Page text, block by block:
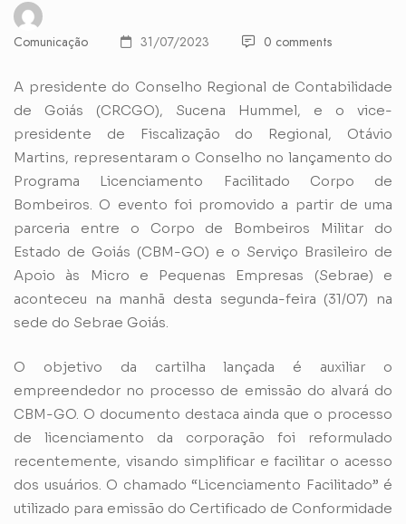
Comunicação 31/07/2023 0 comments
A presidente do Conselho Regional de Contabilidade
de Goiás (CRCGO), Sucena Hummel, e o vice-
presidente de Fiscalização do Regional, Otávio
Martins, representaram o Conselho no lançamento do
Programa Licenciamento Facilitado Corpo de
Bombeiros. O evento foi promovido a partir de uma
parceria entre o Corpo de Bombeiros Militar do
Estado de Goiás (CBM-GO) e o Serviço Brasileiro de
Apoio às Micro e Pequenas Empresas (Sebrae) e
aconteceu na manhã desta segunda-feira (31/07) na
sede do Sebrae Goiás.
O objetivo da cartilha lançada é auxiliar o
empreendedor no processo de emissão do alvará do
CBM-GO. O documento destaca ainda que o processo
de licenciamento da corporação foi reformulado
recentemente, visando simplificar e facilitar o acesso
dos usuários. O chamado “Licenciamento Facilitado” é
utilizado para emissão do Certificado de Conformidade